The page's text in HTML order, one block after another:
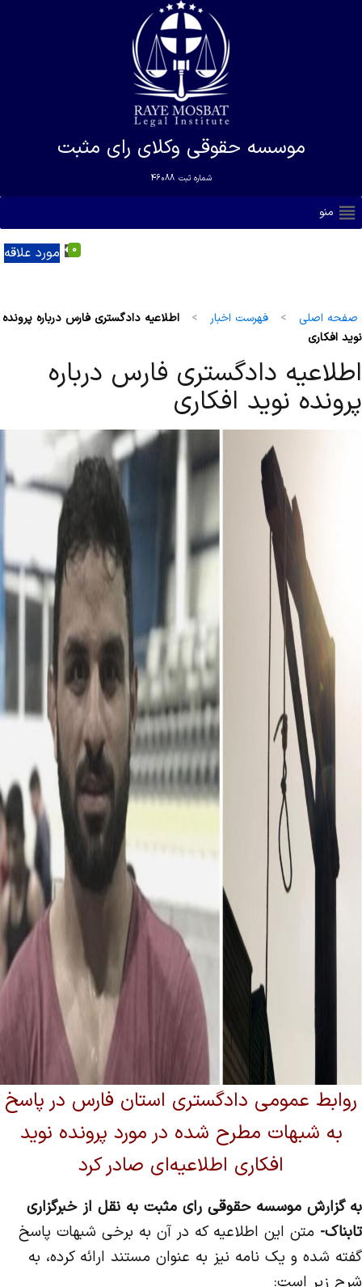
موسسه حقوقی وکلای رای مثبت
شماره ثبت 46088
منو
مورد علاقه 0
صفحه اصلی > فهرست اخبار >
اطلاعیه دادگستری فارس درباره پرونده
نوید افکاری
اطلاعیه دادگستری فارس درباره
پرونده نوید افکاری
روابط عمومی دادگستری استان فارس در پاسخ
به شبهات مطرح شده در مورد پرونده نوید
افکاری اطلاعیه‌ای صادر کرد
به گزارش موسسه حقوقی رای مثبت به نقل از خبرگزاری
تابناک- متن این اطلاعیه که در آن به برخی شبهات پاسخ
گفته شده و یک نامه نیز به عنوان مستند ارائه کرده، به
شرح زیر است: